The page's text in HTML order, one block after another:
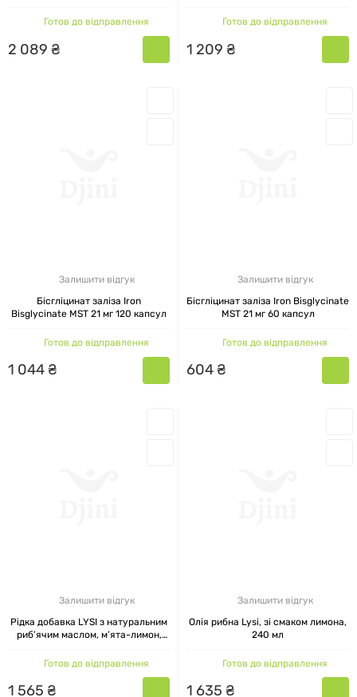
Готов до відправлення
2 089 ₴
Готов до відправлення
1 209 ₴
Залишити відгук
Бісгліцинат заліза Iron
Bisglycinate MST 21 мг 120 капсул
Готов до відправлення
1 044₴
Залишити відгук
Бісгліцинат заліза Iron Bisglycinate
MST 21 мг 60 капсул
Готов до відправлення
604₴
Залишити відгук
Рідка добавка LYSI з натуральним
риб’ячим маслом, м’ята-лимон,
Готов до відправлення
1 565 ₴
Залишити відгук
Олія рибна Lysi, зі смаком лимона,
240 мл
Готов до відправлення
1 635 ₴